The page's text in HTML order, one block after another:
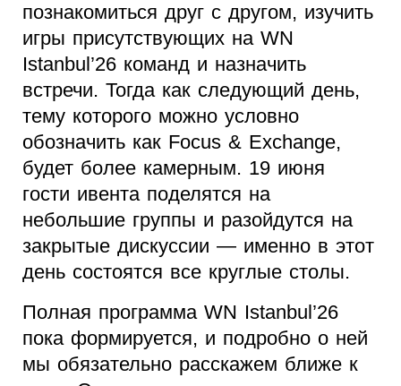
познакомиться друг с другом, изучить
игры присутствующих на WN
Istanbul’26 команд и назначить
встречи. Тогда как следующий день,
тему которого можно условно
обозначить как Focus & Exchange,
будет более камерным. 19 июня
гости ивента поделятся на
небольшие группы и разойдутся на
закрытые дискуссии — именно в этот
день состоятся все круглые столы.
Полная программа WN Istanbul’26
пока формируется, и подробно о ней
мы обязательно расскажем ближе к